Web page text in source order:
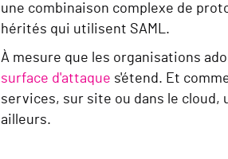
une combinaison complexe de
hérités qui utilisent SAML.
À mesure que les organisations
surface d'attaque s'étend. Et
services, sur site ou dans le
ailleurs.